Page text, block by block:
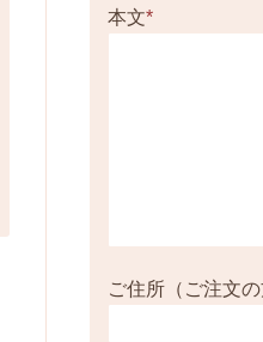
本文*
ご住所（ご注文の